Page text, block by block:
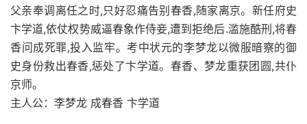
父亲奉调离任之时,只好忍痛告别春香,随家离京。新任府史
卞学道,依仗权势威逼春象作侍妾,遭到拒绝后.滥施酷刑,将春
香问成死罪,投入监牢。考中状元的李梦龙以微服暗察的御
史身份救出春香,惩处了卞学道。春香、梦龙重获团圆,共仆
京师。
主人公：李梦龙 成春香 卞学道